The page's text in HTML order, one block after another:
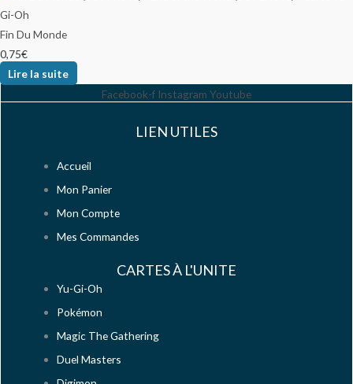
Fin Du Monde
0,75€
Lire la suite
Facebook-f Instagram Youtube
LIEN UTILES
Accueil
Mon Panier
Mon Compte
Mes Commandes
CARTES À L'UNITE
Yu-Gi-Oh
Pokémon
Magic The Gathering
Duel Masters